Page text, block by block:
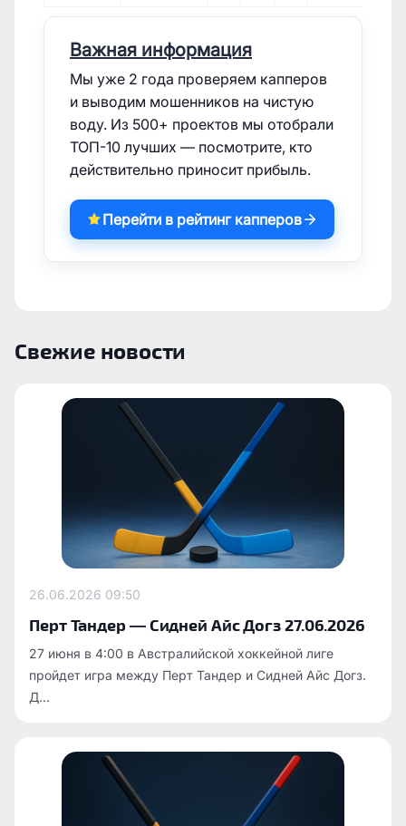
Важная информация
Мы уже 2 года проверяем капперов
и выводим мошенников на чистую
воду. Из 500+ проектов мы отобрали
ТОП-10 лучших — посмотрите, кто
действительно приносит прибыль.
Перейти в рейтинг капперов
Свежие новости
26.06.2026 09:50
Перт Тандер — Сидней Айс Догз 27.06.2026
27 июня в 4:00 в Австралийской хоккейной лиге
пройдет игра между Перт Тандер и Сидней Айс Догз.
Д...